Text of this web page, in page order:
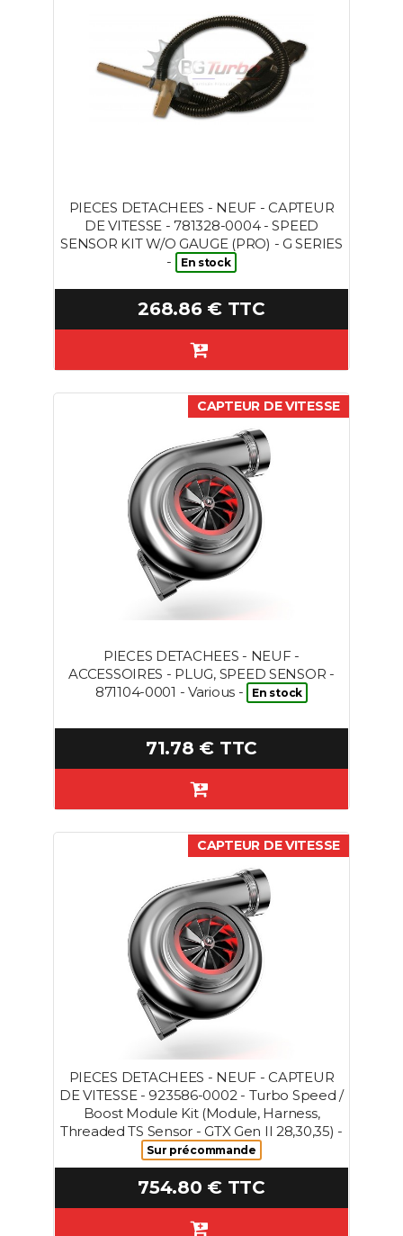
PIECES DETACHEES - NEUF - CAPTEUR
DE VITESSE - 781328-0004 - SPEED
SENSOR KIT W/O GAUGE (PRO) - G SERIES
-
En stock
268.86 € TTC
CAPTEUR DE VITESSE
PIECES DETACHEES - NEUF -
ACCESSOIRES - PLUG, SPEED SENSOR -
871104-0001 - Various -
En stock
71.78 € TTC
CAPTEUR DE VITESSE
PIECES DETACHEES - NEUF - CAPTEUR
DE VITESSE - 923586-0002 - Turbo Speed /
Boost Module Kit (Module, Harness,
Threaded TS Sensor - GTX Gen II 28,30,35) -
Sur précommande
754.80 € TTC